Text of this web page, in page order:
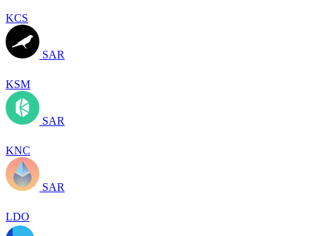
KCS
SAR
KSM
SAR
KNC
SAR
LDO